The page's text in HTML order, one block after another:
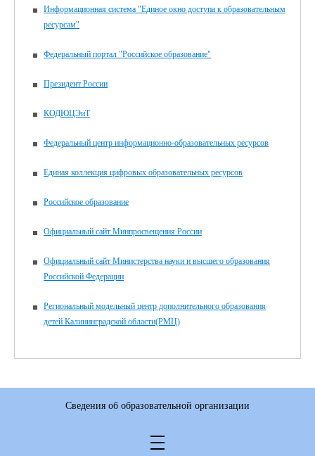
Информационная система "Единое окно доступа к образовательным
ресурсам"
Федеральный портал "Российское образование"
Президент России
КОДЮЦЭиТ
Федеральный центр информационно-образовательных ресурсов
Единая коллекция цифровых образовательных ресурсов
Российское образование
Официальный сайт Минпросвещения России
Официальный сайт Министерства науки и высшего образования
Российской Федерации
Региональный модельный центр дополнительного образования
детей Калининградской области(РМЦ)
Сведения об образовательной организации